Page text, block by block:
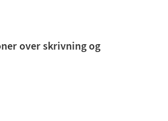
over skrivning og